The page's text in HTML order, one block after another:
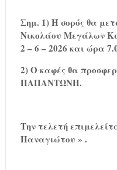
Σημ. 1) Η σορός θα
Νικολάου Μεγάλων
2 – 6 – 2026 και ώρα
2) Ο καφές θα
ΠΑΠΑΝΤΩΝΗ.
Την τελετή
Παναγιώτου » .